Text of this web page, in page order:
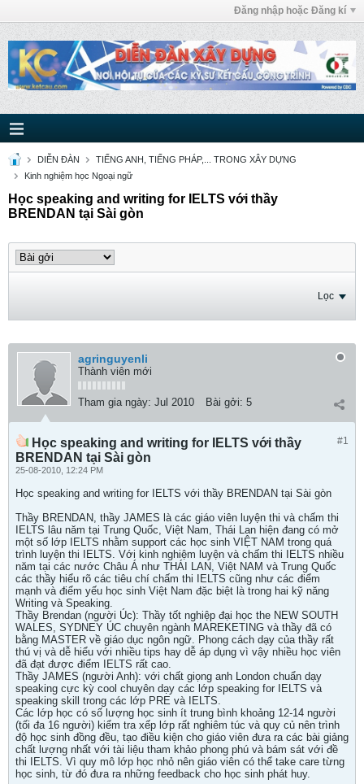
Đăng nhập hoặc Đăng kí
DIỄN ĐÀN
TIẾNG ANH, TIẾNG PHÁP,... TRONG XÂY DỰNG
Kinh nghiệm học Ngoại ngữ
Học speaking and writing for IELTS với thầy
BRENDAN tại Sài gòn
Lọc
agringuyenli
Thành viên mới
Tham gia ngày: Jul 2010 Bài gởi: 5
#1
Học speaking and writing for IELTS với thầy
BRENDAN tại Sài gòn
25-08-2010, 12:24 PM
Học speaking and writing for IELTS với thầy BRENDAN tại Sài gòn
Thầy BRENDAN, thầy JAMES là các giáo viên luyện thi và chấm thi
IELTS lâu năm tại Trung Quốc, Việt Nam, Thái Lan hiện đang có mở
một số lớp IELTS nhằm support các học sinh VIỆT NAM trong quá
trình luyện thi IELTS. Với kinh nghiệm luyện và chấm thi IELTS nhiều
năm tại các nước Châu Á như THÁI LAN, Việt NAM và Trung Quốc
các thầy hiểu rõ các tiêu chí chấm thi IELTS cũng như các điểm
mạnh và điểm yếu học sinh Việt Nam đặc biệt là trong hai kỹ năng
Writing và Speaking.
Thầy Brendan (người Úc): Thầy tốt nghiệp đại học the NEW SOUTH
WALES, SYDNEY ÚC chuyên ngành MAREKETING và thầy đã có
bằng MASTER về giáo dục ngôn ngữ. Phong cách dạy của thầy rất
thú vị và dễ hiểu với nhiều tips hay dễ áp dụng vì vậy nhiều học viên
đã đạt được điểm IELTS rất cao.
Thầy JAMES (người Anh): với chất giọng anh London chuẩn dạy
speaking cực kỳ cool chuyên dạy các lớp speaking for IELTS và
speaking skill trong các lớp PRE và IELTS.
Các lớp học có số lượng học sinh ít trung bình khoảng 12-14 người
(tối đa 16 người) kiểm tra xếp lớp rất nghiêm túc và quy củ nên trình
độ học sinh đồng đều, tạo điều kiện cho giáo viên đưa ra các bài giảng
chất lượng nhất với tài liệu tham khảo phong phú và bám sát với đề
thi IELTS. Vì quy mô lớp học nhỏ nên giáo viên có thể take care từng
học sinh, từ đó đưa ra những feedback cho học sinh phát huy.